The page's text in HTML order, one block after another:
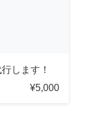
します！
¥5,000